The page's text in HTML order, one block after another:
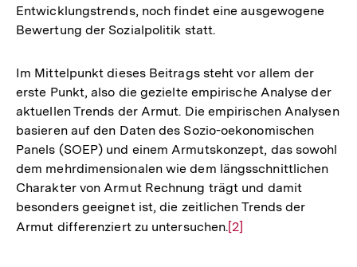
Entwicklungstrends, noch findet eine ausgewogene
Bewertung der Sozialpolitik statt.
Im Mittelpunkt dieses Beitrags steht vor allem der
erste Punkt, also die gezielte empirische Analyse der
aktuellen Trends der Armut. Die empirischen Analysen
basieren auf den Daten des Sozio-oekonomischen
Panels (SOEP) und einem Armutskonzept, das sowohl
dem mehrdimensionalen wie dem längsschnittlichen
Charakter von Armut Rechnung trägt und damit
besonders geeignet ist, die zeitlichen Trends der
Armut differenziert zu untersuchen.Zur
[2]